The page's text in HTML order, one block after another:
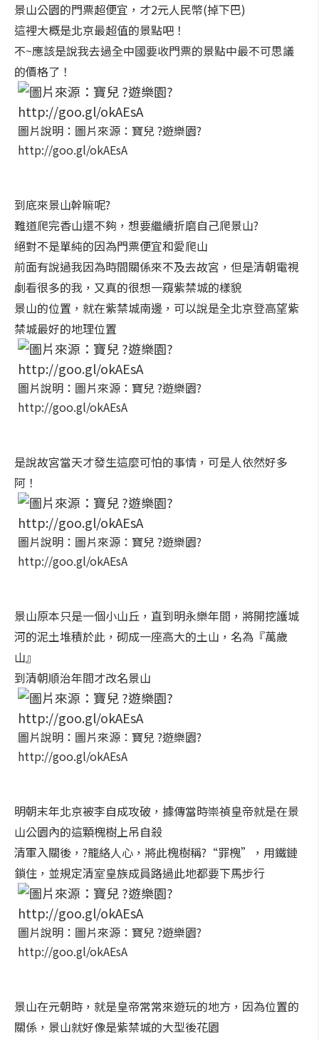
景山公園的門票超便宜，才2元人民幣(掉下巴)
這裡大概是北京最超值的景點吧！
不~應該是說我去過全中國要收門票的景點中最不可思議
的價格了！
圖片說明：圖片來源：寶兒 ?遊樂園?
http://goo.gl/okAEsA
到底來景山幹嘛呢?
難道爬完香山還不夠，想要繼續折磨自己爬景山?
絕對不是單純的因為門票便宜和愛爬山
前面有說過我因為時間關係來不及去故宮，但是清朝電視
劇看很多的我，又真的很想一窺紫禁城的樣貌
景山的位置，就在紫禁城南邊，可以說是全北京登高望紫
禁城最好的地理位置
圖片說明：圖片來源：寶兒 ?遊樂園?
http://goo.gl/okAEsA
是說故宮當天才發生這麼可怕的事情，可是人依然好多
阿！
圖片說明：圖片來源：寶兒 ?遊樂園?
http://goo.gl/okAEsA
景山原本只是一個小山丘，直到明永樂年間，將開挖護城
河的泥土堆積於此，砌成一座高大的土山，名為『萬歲
山』
到清朝順治年間才改名景山
圖片說明：圖片來源：寶兒 ?遊樂園?
http://goo.gl/okAEsA
明朝末年北京被李自成攻破，據傳當時崇禎皇帝就是在景
山公園內的這顆槐樹上吊自殺
清軍入關後，?籠絡人心，將此槐樹稱?“罪槐”，用鐵鏈
鎖住，並規定清室皇族成員路過此地都要下馬步行
圖片說明：圖片來源：寶兒 ?遊樂園?
http://goo.gl/okAEsA
景山在元朝時，就是皇帝常常來遊玩的地方，因為位置的
關係，景山就好像是紫禁城的大型後花園